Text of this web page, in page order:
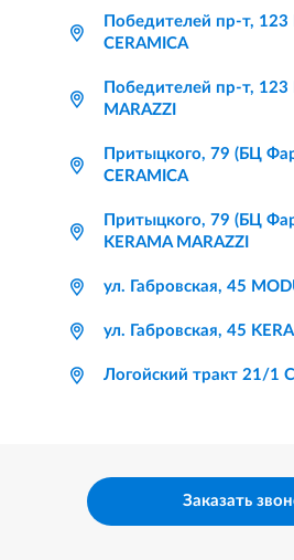
Победителей пр-т, 123
CERAMICA
Победителей пр-т, 123
MARAZZI
Притыцкого, 79 (БЦ
CERAMICA
Притыцкого, 79 (БЦ
KERAMA MARAZZI
ул. Габровская, 45
ул. Габровская, 45
Логойский тракт 21/
Заказать